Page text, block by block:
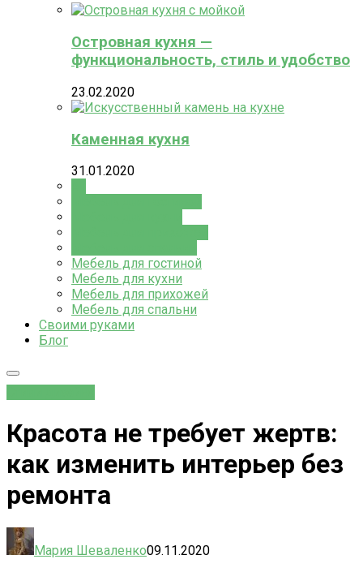
Островная кухня —
функциональность, стиль и удобство
23.02.2020
Каменная кухня
31.01.2020
Мебель для гостиной
Мебель для кухни
Мебель для прихожей
Мебель для спальни
Своими руками
Блог
Красота не требует жертв:
как изменить интерьер без
ремонта
Мария Шеваленко09.11.2020